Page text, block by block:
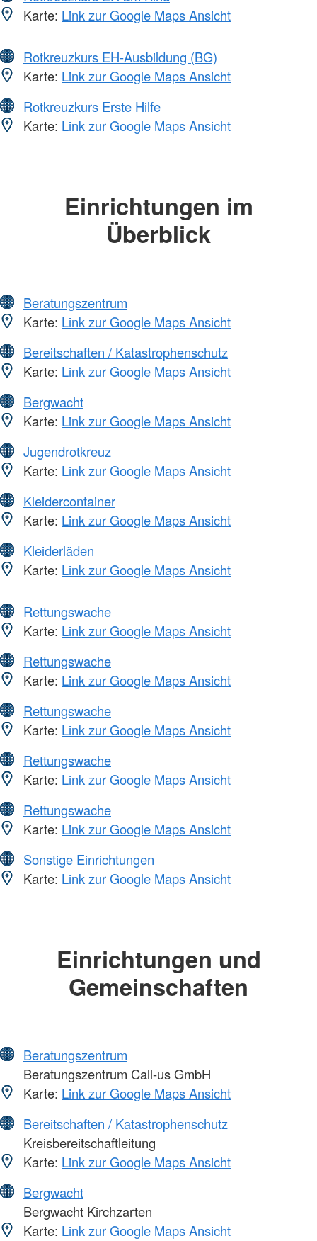
Karte: Link zur Google Maps Ansicht
Rotkreuzkurs EH-Ausbildung (BG)
Karte: Link zur Google Maps Ansicht
Rotkreuzkurs Erste Hilfe
Karte: Link zur Google Maps Ansicht
Einrichtungen im
Überblick
Beratungszentrum
Karte: Link zur Google Maps Ansicht
Bereitschaften / Katastrophenschutz
Karte: Link zur Google Maps Ansicht
Bergwacht
Karte: Link zur Google Maps Ansicht
Jugendrotkreuz
Karte: Link zur Google Maps Ansicht
Kleidercontainer
Karte: Link zur Google Maps Ansicht
Kleiderläden
Karte: Link zur Google Maps Ansicht
Rettungswache
Karte: Link zur Google Maps Ansicht
Rettungswache
Karte: Link zur Google Maps Ansicht
Rettungswache
Karte: Link zur Google Maps Ansicht
Rettungswache
Karte: Link zur Google Maps Ansicht
Rettungswache
Karte: Link zur Google Maps Ansicht
Sonstige Einrichtungen
Karte: Link zur Google Maps Ansicht
Einrichtungen und
Gemeinschaften
Beratungszentrum
Beratungszentrum Call-us GmbH
Karte: Link zur Google Maps Ansicht
Bereitschaften / Katastrophenschutz
Kreisbereitschaftleitung
Karte: Link zur Google Maps Ansicht
Bergwacht
Bergwacht Kirchzarten
Karte: Link zur Google Maps Ansicht